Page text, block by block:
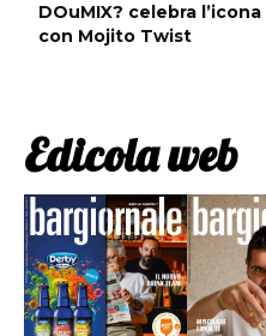
DOuMIX? celebra
con Mojito Twist
Edicola web